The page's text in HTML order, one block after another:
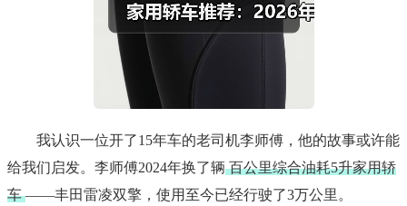
我认识一位开了15年车的老司机李师傅，他的故事或许能
给我们启发。李师傅2024年换了辆 百公里综合油耗5升家用轿
车 ——丰田雷凌双擎，使用至今已经行驶了3万公里。